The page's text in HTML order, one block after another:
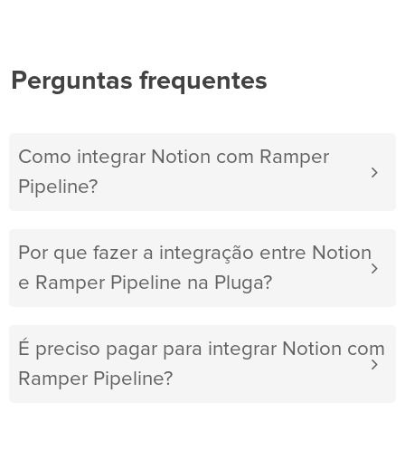
Perguntas frequentes
Como integrar Notion com Ramper
Pipeline?
Por que fazer a integração entre Notion
e Ramper Pipeline na Pluga?
É preciso pagar para integrar Notion com
Ramper Pipeline?